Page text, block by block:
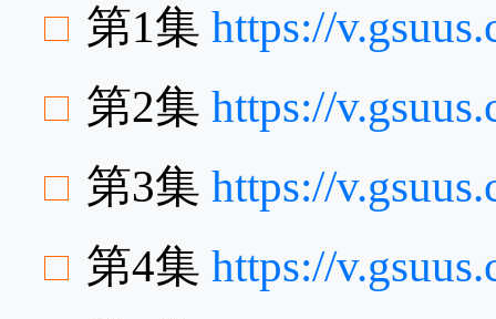
第1集 https://
第2集 https://
第3集 https://
第4集 https://